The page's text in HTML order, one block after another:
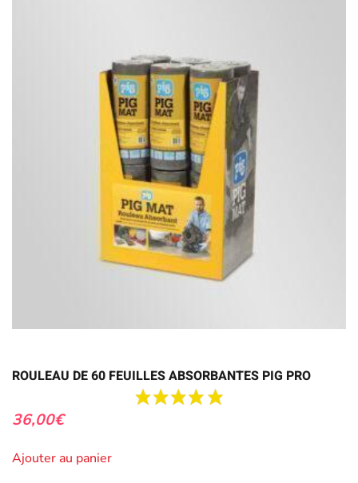
ROULEAU DE 60 FEUILLES ABSORBANTES PIG PRO
36,00€
Ajouter au panier